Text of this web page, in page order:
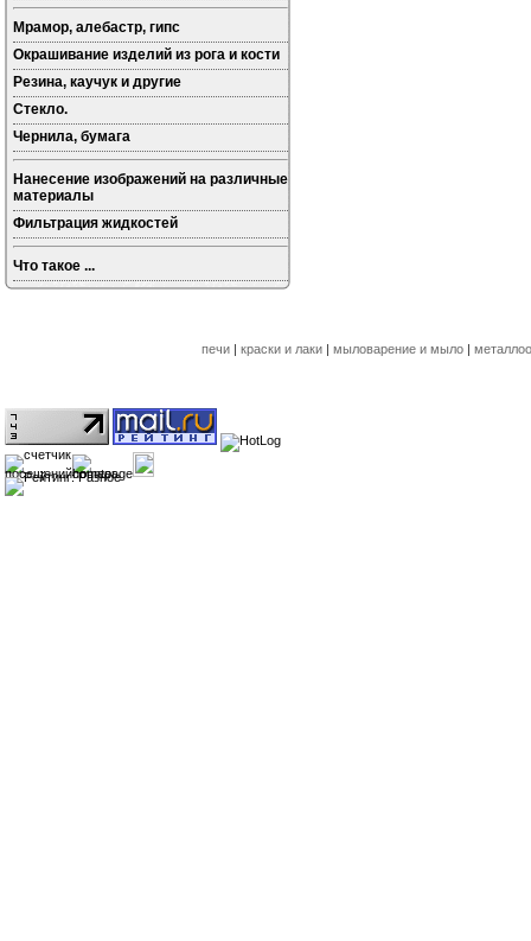
Мрамор, алебастр, гипс
Окрашивание изделий из рога и кости
Резина, каучук и другие
Стекло.
Чернила, бумага
Нанесение изображений на различные
материалы
Фильтрация жидкостей
Что такое ...
печи | краски и лаки | мыловарение и мыло |